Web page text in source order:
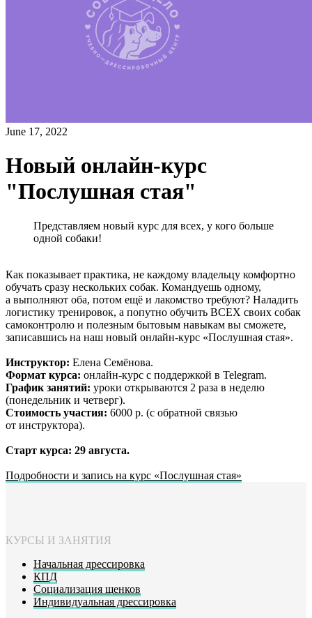
June 17, 2022
Новый онлайн-курс
"Послушная стая"
Представляем новый курс для всех, у кого больше
одной собаки!
Как показывает практика, не каждому владельцу комфортно
обучать сразу нескольких собак. Командуешь одному,
а выполняют оба, потом ещё и лакомство требуют? Наладить
логистику тренировок, а попутно обучить ВСЕХ своих собак
самоконтролю и полезным бытовым навыкам вы сможете,
записавшись на наш новый онлайн-курс «Послушная стая».
Инструктор: Елена Семёнова.
Формат курса: онлайн-курс с поддержкой в Telegram.
График занятий: уроки открываются 2 раза в неделю
(понедельник и четверг).
Стоимость участия: 6000 р. (с обратной связью
от инструктора).
Старт курса: 29 августа.
Подробности и запись на курс «Послушная стая»
КУРСЫ И ЗАНЯТИЯ
Начальная дрессировка
КПД
Социализация щенков
Индивидуальная дрессировка